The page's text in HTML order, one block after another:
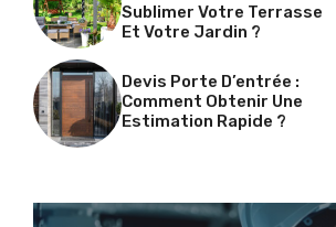
Sublimer Votre Terrasse
Et Votre Jardin ?
Devis Porte D’entrée :
Comment Obtenir Une
Estimation Rapide ?